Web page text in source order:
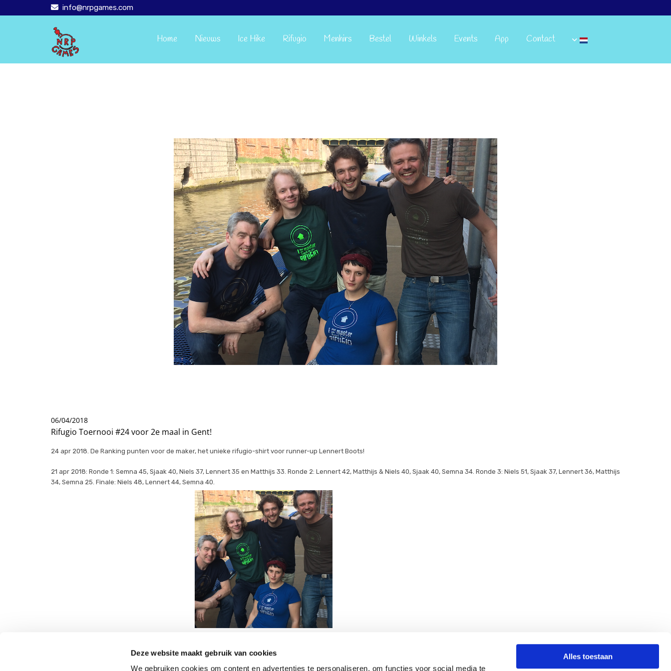
Deze website maakt gebruik van cookies
We gebruiken cookies om content en advertenties te personaliseren, om functies voor social media te
Alles toestaan
 info@nrpgames.com
Home Nieuws Ice Hike Rifugio Menhirs Bestel Winkels Events App Contact
06/04/2018
Rifugio Toernooi #24 voor 2e maal in Gent!
24 apr 2018. De Ranking punten voor de maker, het unieke rifugio-shirt voor runner-up Lennert Boots!
21 apr 2018: Ronde 1: Semna 45, Sjaak 40, Niels 37, Lennert 35 en Matthijs 33. Ronde 2: Lennert 42, Matthijs & Niels 40, Sjaak 40, Semna 34. Ronde 3: Niels 51, Sjaak 37, Lennert 36, Matthijs
34, Semna 25. Finale: Niels 48, Lennert 44, Semna 40.